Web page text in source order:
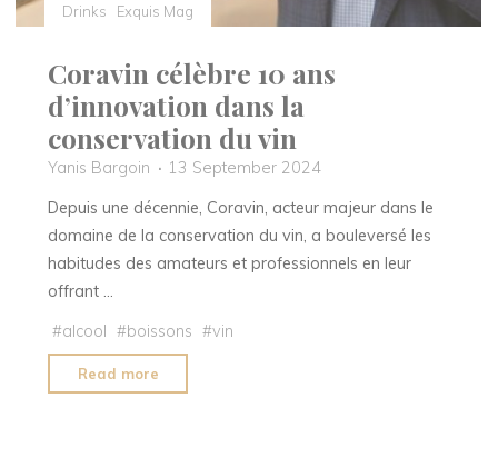
Drinks Exquis Mag
Coravin célèbre 10 ans
d’innovation dans la
conservation du vin
Yanis Bargoin
13 September 2024
Depuis une décennie, Coravin, acteur majeur dans le
domaine de la conservation du vin, a bouleversé les
habitudes des amateurs et professionnels en leur
offrant …
#alcool #boissons #vin
Read more
célèbre